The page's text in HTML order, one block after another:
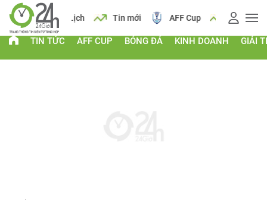
Lịch Tin mới AFF Cup Giá vàng
TIN TỨC AFF CUP BÓNG ĐÁ KINH DOANH GIẢI